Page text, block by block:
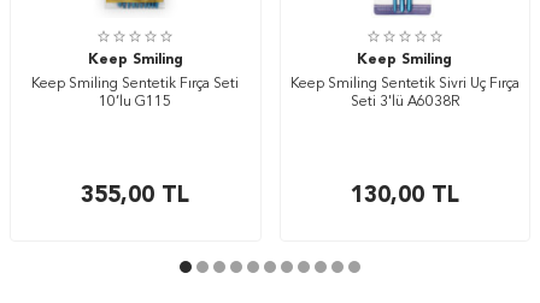
Keep Smiling
Keep Smiling Sentetik Fırça Seti
10’lu G115
355,00 TL
Keep Smiling
Keep Smiling Sentetik Sivri Uç Fırça
Seti 3'lü A6038R
130,00TL